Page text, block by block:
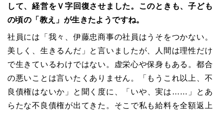
して、経営をＶ字回復させました。このときも、子ども
の頃の「教え」が生きたようですね。
社員には「我々、伊藤忠商事の社員はうそをつかない。
美しく、生きるんだ」と言いましたが、人間は理性だけ
で生きているわけではない。虚栄心や保身もある。都合
の悪いことは言いたくありません。「もうこれ以上、不
良債権はないか」と聞く度に、「いや、実は……」とあ
らたな不良債権が出てきた。そこで私も給料を全額返上